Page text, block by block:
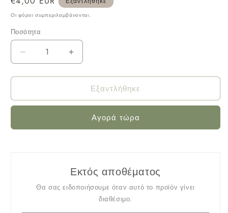
τιμή
Οι φόροι συμπεριλαμβάνονται.
Ποσότητα
Μείωση
Νάρκισσος
Αύξηση
Νάρκισσος
Εξαντλήθηκε
Αγορά τώρα
Εκτός αποθέματος
Θα σας ειδοποιήσουμε όταν αυτό το προϊόν γίνει
διαθέσιμο.